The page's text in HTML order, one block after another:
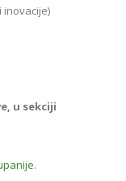
inovacije)
u sekciji
.